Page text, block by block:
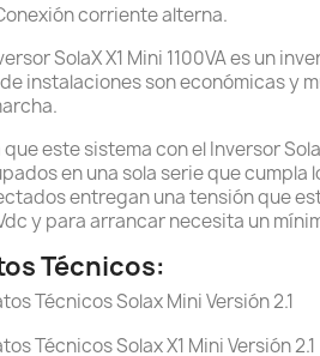
corriente alterna.
SolaX X1 Mini 1100VA es un
instalaciones son económicas y
que este sistema con el Inversor
en una sola serie que cumpla
entregan una tensión que
y para arrancar necesita un
Técnicos: